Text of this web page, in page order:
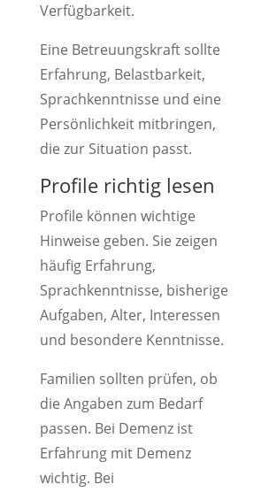
Verfügbarkeit.
Eine Betreuungskraft sollte
Erfahrung, Belastbarkeit,
Sprachkenntnisse und eine
Persönlichkeit mitbringen,
die zur Situation passt.
Profile richtig lesen
Profile können wichtige
Hinweise geben. Sie zeigen
häufig Erfahrung,
Sprachkenntnisse, bisherige
Aufgaben, Alter, Interessen
und besondere Kenntnisse.
Familien sollten prüfen, ob
die Angaben zum Bedarf
passen. Bei Demenz ist
Erfahrung mit Demenz
wichtig. Bei